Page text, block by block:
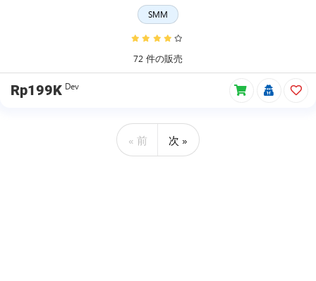
SMM
72 件の販売
Rp199K Dev
« 前 次 »